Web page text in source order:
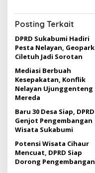
g
a
s
i
p
o
s
Posting Terkait
DPRD Sukabumi Hadiri
Pesta Nelayan, Geopark
Ciletuh Jadi Sorotan
Mediasi Berbuah
Kesepakatan, Konflik
Nelayan Ujunggenteng
Mereda
Baru 30 Desa Siap, DPRD
Genjot Pengembangan
Wisata Sukabumi
Potensi Wisata Cihaur
Mencuat, DPRD Siap
Dorong Pengembangan